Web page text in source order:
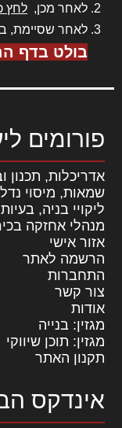
לאחר מכן, לחץ
לאחר שסיימת,
בולט בדף
פורומים
אדריכלות, תכנון
שמאות, מיסוי
ליקויי בניה,
מנהלי אחזקה
אזור אישי
הרשמה לאתר
התחברות
צור קשר
אודות
מגזין: בנייה
מגזין: תוכן שיווקי
תקנון האתר
אינדקס